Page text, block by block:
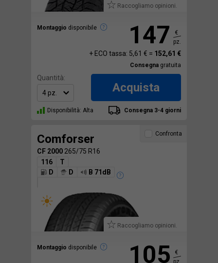
Raccogliamo opinioni.
Montaggio disponibile 147
€
pz.
+ ECO tassa: 5,61 € = 152,61 €
Consegna gratuita
Quantità:
Acquista
Disponibilità: Alta Consegna 3-4 giorni
Comforser
CF 2000 265/75 R16
116
T
D
D B 71dB
Raccogliamo opinioni.
Montaggio disponibile
Confronta
105
€